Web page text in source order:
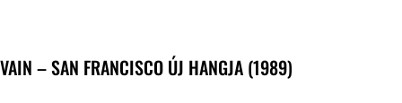
VAIN – SAN FRANCISCO ÚJ HANGJA (1989)